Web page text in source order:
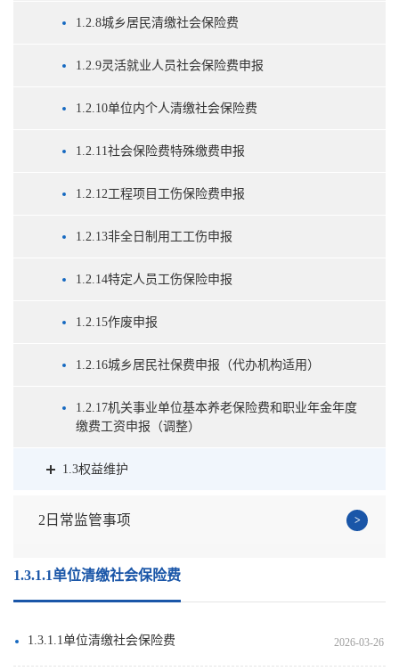
1.2.8城乡居民清缴社会保险费
1.2.9灵活就业人员社会保险费申报
1.2.10单位内个人清缴社会保险费
1.2.11社会保险费特殊缴费申报
1.2.12工程项目工伤保险费申报
1.2.13非全日制用工工伤申报
1.2.14特定人员工伤保险申报
1.2.15作废申报
1.2.16城乡居民社保费申报（代办机构适用）
1.2.17机关事业单位基本养老保险费和职业年金年度
缴费工资申报（调整）
1.3权益维护
2日常监管事项
1.3.1.1单位清缴社会保险费
1.3.1.1单位清缴社会保险费 2026-03-26